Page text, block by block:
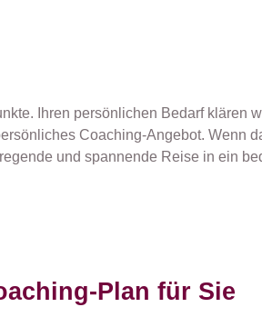
Ihren persönlichen Bedarf klären
Coaching-Angebot. Wenn
und spannende Reise in ein
Plan für Sie